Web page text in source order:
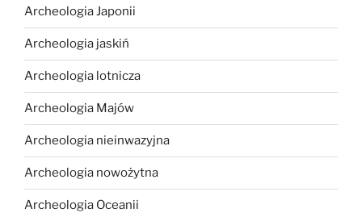
Archeologia Japonii
Archeologia jaskiń
Archeologia lotnicza
Archeologia Majów
Archeologia nieinwazyjna
Archeologia nowożytna
Archeologia Oceanii